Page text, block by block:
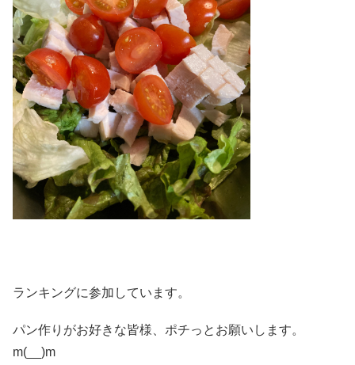
ランキングに参加しています。
パン作りがお好きな皆様、ポチっとお願いします。
m(__)m